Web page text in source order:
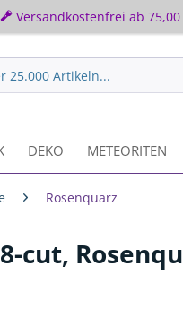
Versandkostenfrei ab 75,00
DEKO METEORITEN
Rosenquarz
cut,